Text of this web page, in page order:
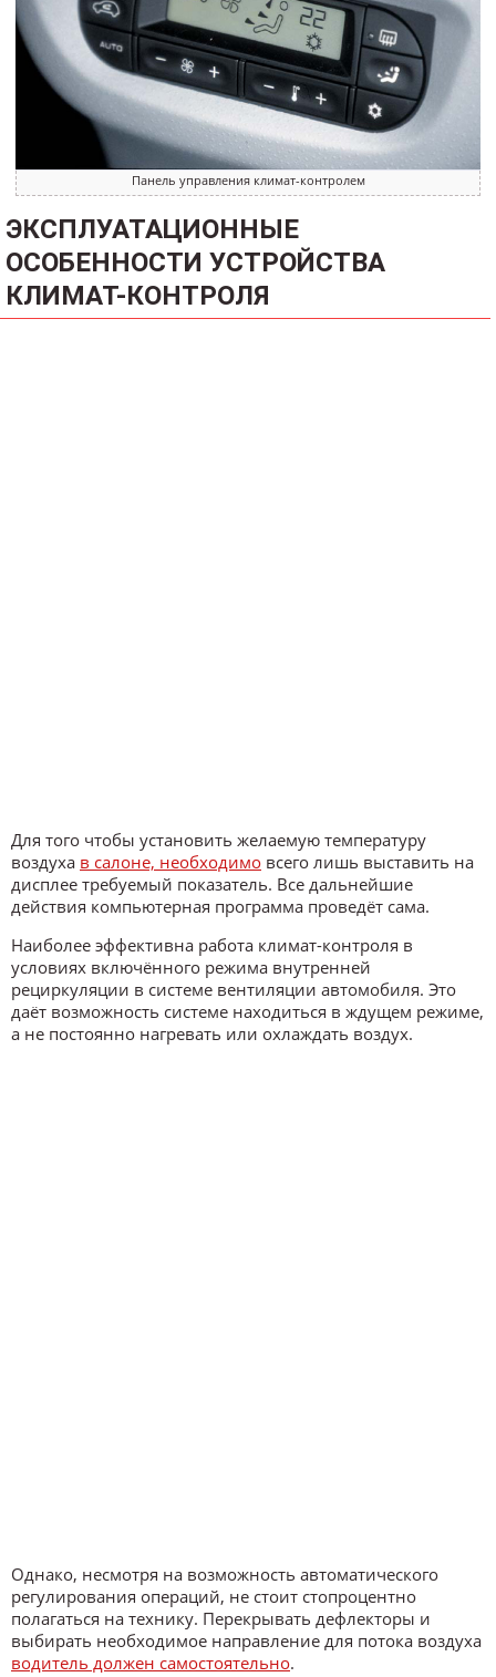
Панель управления климат-контролем
ЭКСПЛУАТАЦИОННЫЕ
ОСОБЕННОСТИ УСТРОЙСТВА
КЛИМАТ-КОНТРОЛЯ
Для того чтобы установить желаемую температуру
воздуха в салоне, необходимо всего лишь выставить на
дисплее требуемый показатель. Все дальнейшие
действия компьютерная программа проведёт сама.
Наиболее эффективна работа климат-контроля в
условиях включённого режима внутренней
рециркуляции в системе вентиляции автомобиля. Это
даёт возможность системе находиться в ждущем режиме,
а не постоянно нагревать или охлаждать воздух.
Однако, несмотря на возможность автоматического
регулирования операций, не стоит стопроцентно
полагаться на технику. Перекрывать дефлекторы и
выбирать необходимое направление для потока воздуха
водитель должен самостоятельно.